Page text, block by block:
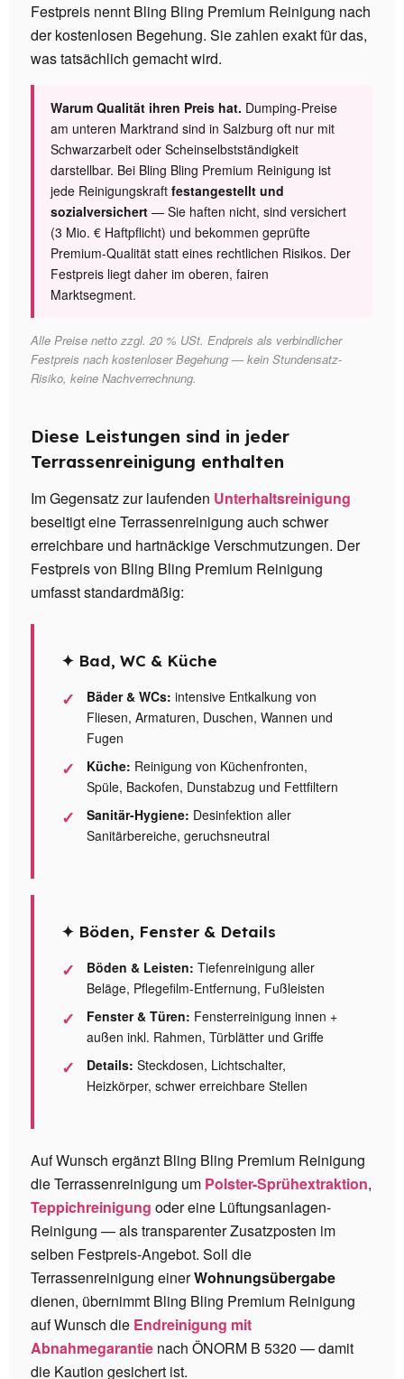
Festpreis nennt Bling Bling Premium Reinigung nach
der kostenlosen Begehung. Sie zahlen exakt für das,
was tatsächlich gemacht wird.
Warum Qualität ihren Preis hat. Dumping-Preise
am unteren Marktrand sind in Salzburg oft nur mit
Schwarzarbeit oder Scheinselbstständigkeit
darstellbar. Bei Bling Bling Premium Reinigung ist
jede Reinigungskraft festangestellt und
sozialversichert — Sie haften nicht, sind versichert
(3 Mio. € Haftpflicht) und bekommen geprüfte
Premium-Qualität statt eines rechtlichen Risikos. Der
Festpreis liegt daher im oberen, fairen
Marktsegment.
Alle Preise netto zzgl. 20 % USt. Endpreis als verbindlicher
Festpreis nach kostenloser Begehung — kein Stundensatz-
Risiko, keine Nachverrechnung.
Diese Leistungen sind in jeder
Terrassenreinigung enthalten
Im Gegensatz zur laufenden Unterhaltsreinigung
beseitigt eine Terrassenreinigung auch schwer
erreichbare und hartnäckige Verschmutzungen. Der
Festpreis von Bling Bling Premium Reinigung
umfasst standardmäßig:
✦ Bad, WC & Küche
Bäder & WCs: intensive Entkalkung von
Fliesen, Armaturen, Duschen, Wannen und
Fugen
Küche: Reinigung von Küchenfronten,
Spüle, Backofen, Dunstabzug und Fettfiltern
Sanitär-Hygiene: Desinfektion aller
Sanitärbereiche, geruchsneutral
✦ Böden, Fenster & Details
Böden & Leisten: Tiefenreinigung aller
Beläge, Pflegefilm-Entfernung, Fußleisten
Fenster & Türen: Fensterreinigung innen +
außen inkl. Rahmen, Türblätter und Griffe
Details: Steckdosen, Lichtschalter,
Heizkörper, schwer erreichbare Stellen
Auf Wunsch ergänzt Bling Bling Premium Reinigung
die Terrassenreinigung um Polster-Sprühextraktion,
Teppichreinigung oder eine Lüftungsanlagen-
Reinigung — als transparenter Zusatzposten im
selben Festpreis-Angebot. Soll die
Terrassenreinigung einerWohnungsübergabe
dienen, übernimmt Bling Bling Premium Reinigung
auf Wunsch die Endreinigung mit
Abnahmegarantie nach ÖNORM B 5320 — damit
die Kaution gesichert ist.